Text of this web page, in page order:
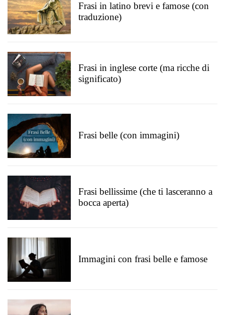
Frasi in latino brevi e famose (con
traduzione)
Frasi in inglese corte (ma ricche di
significato)
Frasi belle (con immagini)
Frasi bellissime (che ti lasceranno a
bocca aperta)
Immagini con frasi belle e famose